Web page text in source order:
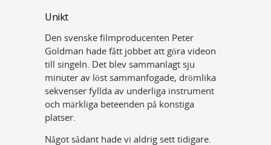
Unikt
Den svenske filmproducenten Peter
Goldman hade fått jobbet att göra videon
till singeln. Det blev sammanlagt sju
minuter av löst sammanfogade, drömlika
sekvenser fyllda av underliga instrument
och märkliga beteenden på konstiga
platser.
Något sådant hade vi aldrig sett tidigare.